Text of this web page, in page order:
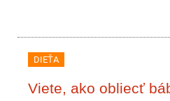
DIEŤA
Viete, ako obliecť